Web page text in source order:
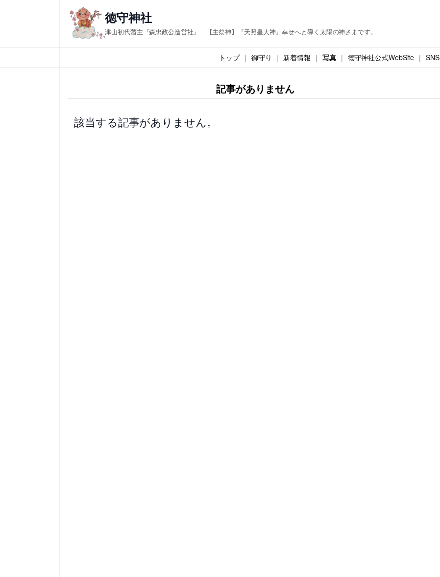
ス
キ
徳守神社
津山初代藩主『森忠政公造営社』 【主祭神】『天照皇大神』幸せへと導く太陽の神さまです。
トップ 御守り 新着情報 写真 徳守神社公式WebSite SNS
記事がありません
該当する記事がありません。